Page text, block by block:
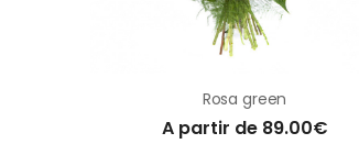
Rosa green
A partir de 89.00€